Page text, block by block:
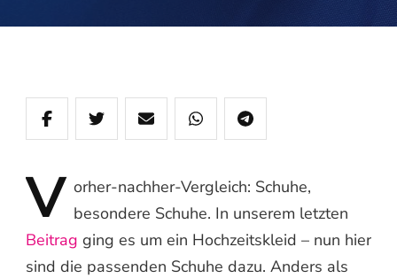
V orher-nachher-Vergleich: Schuhe,
besondere Schuhe. In unserem letzten
Beitrag ging es um ein Hochzeitskleid – nun hier
sind die passenden Schuhe dazu. Anders als